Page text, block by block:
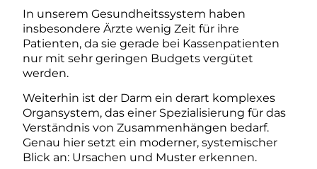
In unserem Gesundheitssystem haben
insbesondere Ärzte wenig Zeit für ihre
Patienten, da sie gerade bei Kassenpatienten
nur mit sehr geringen Budgets vergütet
werden.
Weiterhin ist der Darm ein derart komplexes
Organsystem, das einer Spezialisierung für das
Verständnis von Zusammenhängen bedarf.
Genau hier setzt ein moderner, systemischer
Blick an: Ursachen und Muster erkennen.